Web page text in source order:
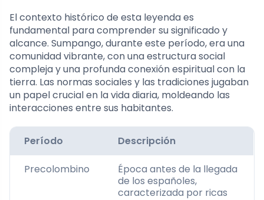
El contexto histórico de esta leyenda es
fundamental para comprender su significado y
alcance. Sumpango, durante este período, era una
comunidad vibrante, con una estructura social
compleja y una profunda conexión espiritual con la
tierra. Las normas sociales y las tradiciones jugaban
un papel crucial en la vida diaria, moldeando las
interacciones entre sus habitantes.
Período Descripción
Precolombino
Época antes de la llegada
de los españoles,
caracterizada por ricas